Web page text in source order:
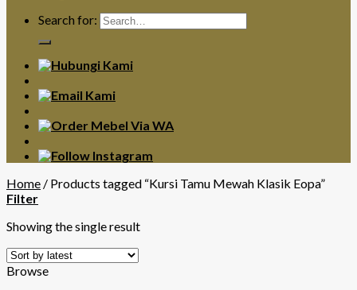
Search for:
Home / Products tagged “Kursi Tamu Mewah Klasik Eopa”
Filter
Showing the single result
Browse